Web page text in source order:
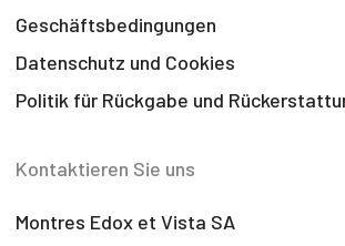
Geschäftsbedingungen
Datenschutz und Cookies
Politik für Rückgabe und
Kontaktieren Sie uns
Montres Edox et Vista SA